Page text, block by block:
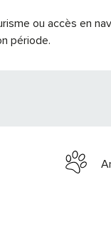
ou accès en
période.